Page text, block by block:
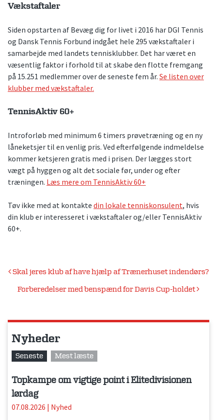
Vækstaftaler
Siden opstarten af Bevæg dig for livet i 2016 har DGI Tennis
og Dansk Tennis Forbund indgået hele 295 vækstaftaler i
samarbejde med landets tennisklubber. Det har været en
væsentlig faktor i forhold til at skabe den flotte fremgang
på 15.251 medlemmer over de seneste fem år. Se listen over
klubber med vækstaftaler.
TennisAktiv 60+
Introforløb med minimum 6 timers prøvetræning og en ny
låneketsjer til en venlig pris. Ved efterfølgende indmeldelse
kommer ketsjeren gratis med i prisen. Der lægges stort
vægt på hyggen og alt det sociale før, under og efter
træningen. Læs mere om TennisAktiv 60+
Tøv ikke med at kontakte din lokale tenniskonsulent, hvis
din klub er interesseret i vækstaftaler og/eller TennisAktiv
60+.
Indlægsnavigation
Skal jeres klub af have hjælp af Trænerhuset indendørs?
Forberedelser med benspænd for Davis Cup-holdet
Nyheder
Seneste Mest læste
Topkampe om vigtige point i Elitedivisionen
lørdag
07.08.2026 | Nyhed